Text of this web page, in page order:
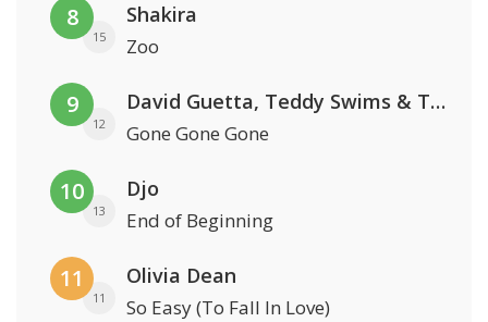
8
15
Shakira
Zoo
9
12
David Guetta, Teddy Swims & Tones And I
Gone Gone Gone
10
13
Djo
End of Beginning
11
11
Olivia Dean
So Easy (To Fall In Love)